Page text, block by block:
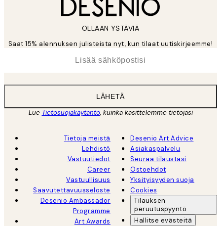
OLLAAN YSTÄVIÄ
Saat 15% alennuksen julisteista nyt, kun tilaat uutiskirjeemme!
LÄHETÄ
Lue Tietosuojakäytäntö, kuinka käsittelemme tietojasi
Tietoja meistä
Lehdistö
Vastuutiedot
Career
Vastuullisuus
Saavutettavuusseloste
Desenio Ambassador
Programme
Art Awards
Desenio Art Advice
Asiakaspalvelu
Seuraa tilaustasi
Ostoehdot
Yksityisyyden suoja
Cookies
Tilauksen
peruutuspyyntö
Hallitse evästeitä